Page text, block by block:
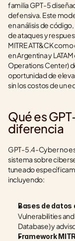
familia GPT-5
defensiva. Este
en análisis de
de ataques y
MITRE ATT&CK
en Argentina y
Operations Center)
oportunidad de
sin los costos de un
Qué es
diferencia
GPT-5.4-Cyber no
sistema sobre
tuneado
incluyendo:
Bases de datos
Vulnerabilities
Database) y
Framework